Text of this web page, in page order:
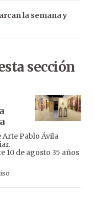
la semana y
sección
Arte Pablo Ávila
10 de agosto 35 años